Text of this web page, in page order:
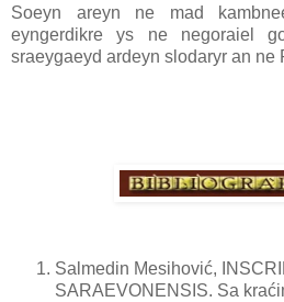
Soeyn areyn ne mad
eyngerdikre ys ne negoraiel
sraeygaeyd ardeyn slodaryr an ne
Salmedin Mesihović,
SARAEVONENSIS. Sa